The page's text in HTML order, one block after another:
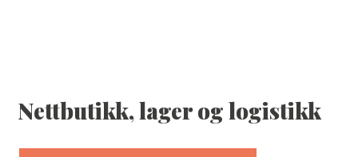
Nettbutikk, lager og logistikk